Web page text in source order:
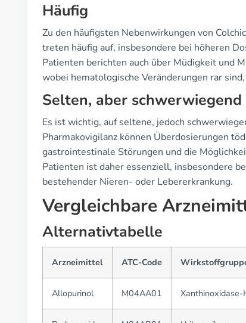
Häufig
Zu den häufigsten Nebenwirkungen von
treten häufig auf, insbesondere bei höheren
Patienten berichten auch über Müdigkeit und
wobei hematologische Veränderungen rar
Selten, aber schwerwiegend
Es ist wichtig, auf seltene, jedoch
Pharmakovigilanz können Überdosierungen
gastrointestinale Störungen und die
Patienten ist daher essenziell, insbesondere
bestehender Nieren- oder Lebererkrankung.
Vergleichbare
Alternativtabelle
Arzneimittel ATC-Code
Allopurinol M04AA01 Xanthinoxidase-